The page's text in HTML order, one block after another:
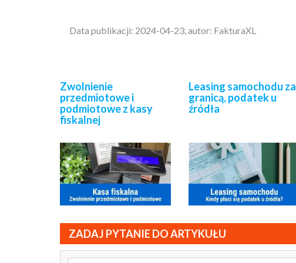
Data publikacji: 2024-04-23, autor: FakturaXL
Zwolnienie
przedmiotowe i
podmiotowe z kasy
fiskalnej
Leasing samochodu za
granicą, podatek u
źródła
ZADAJ PYTANIE DO ARTYKUŁU